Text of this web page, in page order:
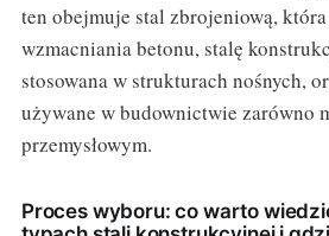
ten obejmuje stal zbrojeniową,
wzmacniania betonu, stalę
stosowana w strukturach nośnych,
używane w budownictwie zarówno
przemysłowym.
Proces wyboru: co warto